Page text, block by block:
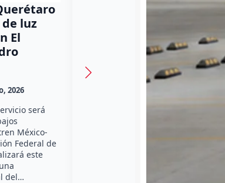
luz
El
2026
será
México-
Federal de
este
del…
¡Más de una semana sin
auxilio a la CFE
Habitantes de la comunidad de
urgente a la Comisión Federal de